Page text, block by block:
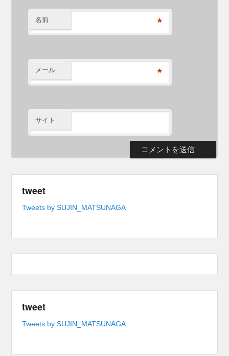
名前 *
メール *
サイト
tweet
Tweets by SUJIN_MATSUNAGA
tweet
Tweets by SUJIN_MATSUNAGA